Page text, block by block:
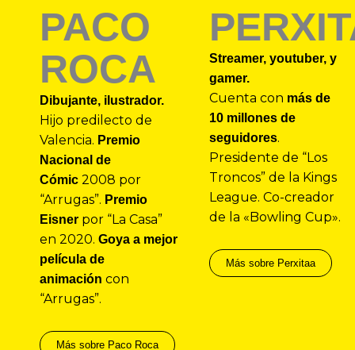
PACO
ROCA
Dibujante, ilustrador.
Hijo predilecto de
Valencia. Premio
Nacional de
Cómic 2008 por
“Arrugas”. Premio
Eisner por “La Casa”
en 2020. Goya a mejor
película de
animación con
“Arrugas”.
Más sobre Paco Roca
Streamer, youtuber, y
gamer.
Cuenta con más de
10 millones de
seguidores.
Presidente de “Los
Troncos” de la Kings
League. Co-creador
de la «Bowling Cup».
Más sobre Perxitaa